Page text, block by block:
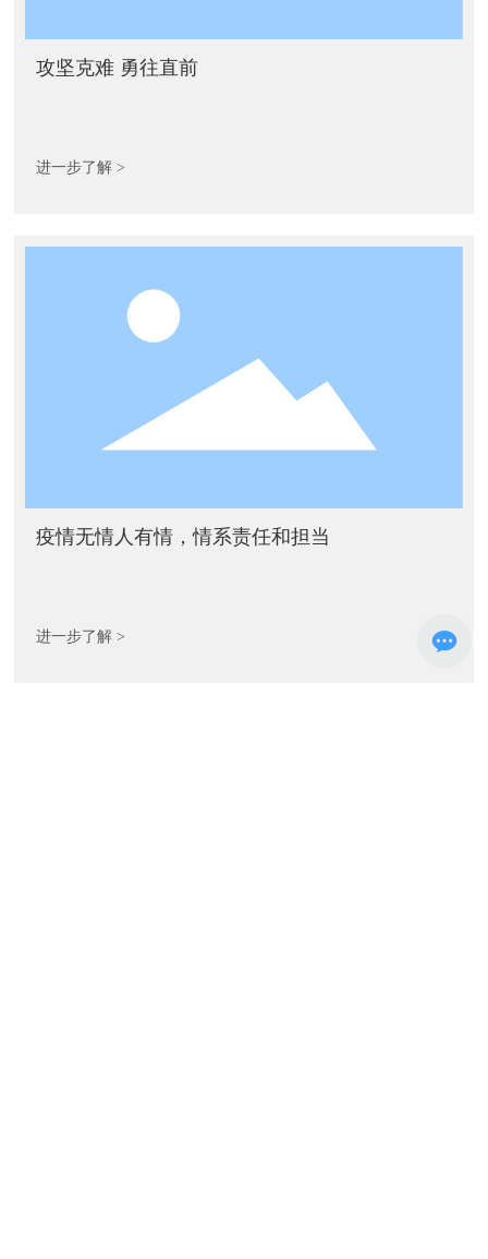
攻坚克难 勇往直前
进一步了解 >
疫情无情人有情，情系责任和担当
进一步了解 >